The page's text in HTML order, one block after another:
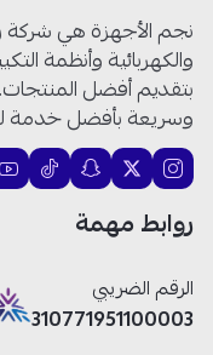
الحوض:
الجهد
الوزن:43.3 كغ
استهلاك
نظام
الأمان:مزود
بيكو غسالة صحون 14 مكان: لتنظيف ذكي وراحة يومية!
سعة كبيرة 14 مكان للعائلات:
نجم الأجهزة هي شركة
بتقديم أفضل
وسريعة بأفضل خدمة
روابط مهمة
الرقم الضريبي
310771951100003